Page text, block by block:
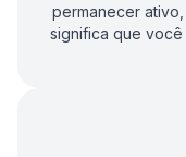
permanecer
significa que